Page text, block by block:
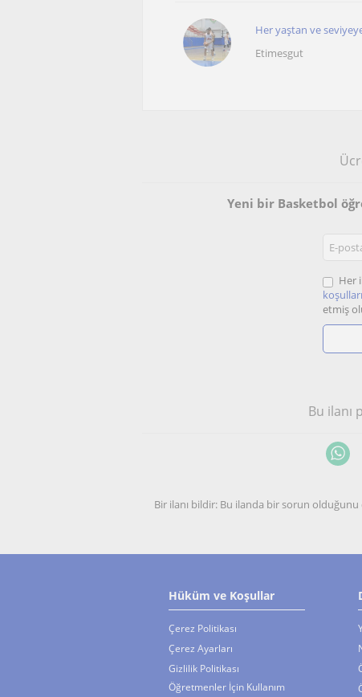
Her yaştan ve
Etimesgut
Yeni bir Basketbol
Her
etmiş
Bu ilanı
Bir ilanı bildir: Bu ilanda bir sorun
Hüküm ve Koşullar
Çerez Politikası
Çerez Ayarları
Gizlilik Politikası
Öğretmenler İçin Kullanım